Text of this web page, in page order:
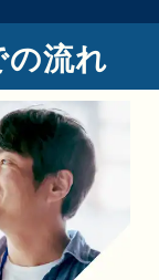
の流れ